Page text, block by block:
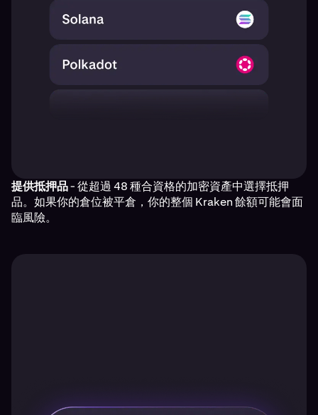
提供抵押品- 從超過 48 種合資格的加密資產中選擇抵押
品。如果你的倉位被平倉，你的整個 Kraken 餘額可能會面
臨風險。